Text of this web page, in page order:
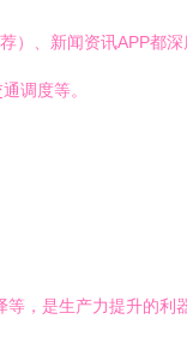
、新闻资讯APP都深
调度等。
，是生产力提升的利器